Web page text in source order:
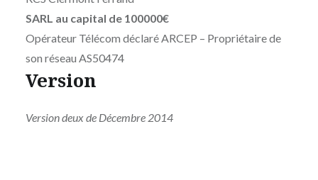
SARL au capital de 100000€
Opérateur Télécom déclaré ARCEP – Propriétaire de
son réseau AS50474
Version
Version deux de Décembre 2014